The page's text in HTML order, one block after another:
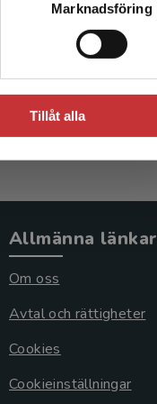
Marknadsföring
Tillåt alla
Allmänna länkar
Om oss
Avtal och rättigheter
Cookies
Cookieinställningar